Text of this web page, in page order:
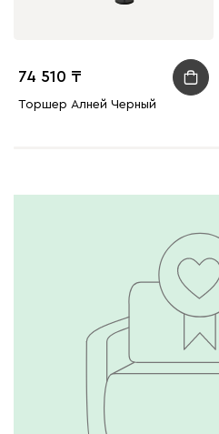
74 510
Торшер Алней Черный